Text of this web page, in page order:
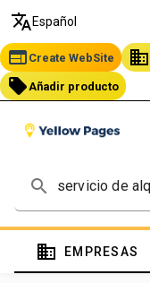
translate Español
web Create WebSite business
local_offer Añadir producto
search
domain EMPRESAS